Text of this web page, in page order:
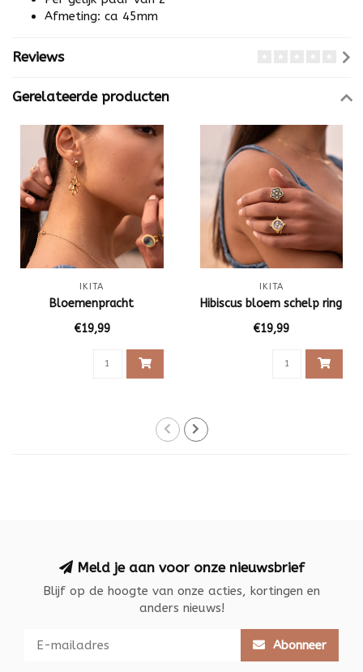
Afmeting: ca 45mm
Reviews
Gerelateerde producten
IKITA
Bloemenpracht
€19,99
IKITA
Hibiscus bloem schelp ring
€19,99
Meld je aan voor onze nieuwsbrief
Blijf op de hoogte van onze acties, kortingen en
anders nieuws!
Abonneer